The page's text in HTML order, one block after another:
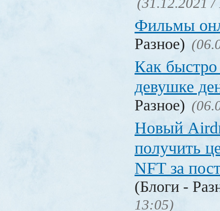
(31.12.2021 /
Фильмы
Разное)
Как быстро
девушке
Разное)
Новый
получить
NFT за
(Блоги -
13:05)